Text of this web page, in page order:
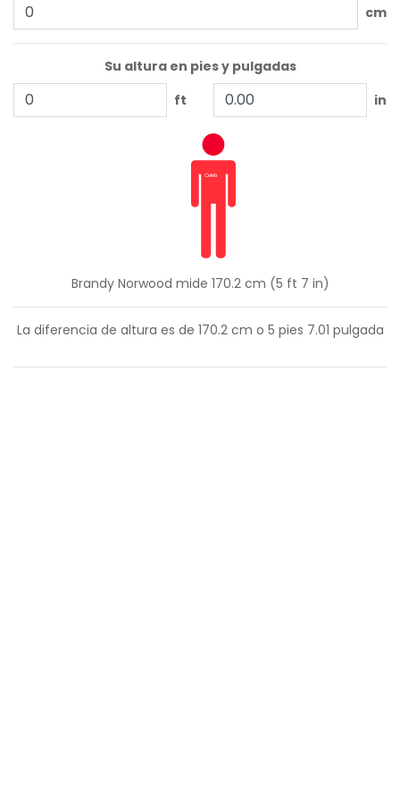
cm
Su altura en pies y pulgadas
ft
in
Brandy Norwood mide 170.2 cm (5 ft 7 in)
La diferencia de altura es de 170.2cm o 5 pies 7.01 pulgada